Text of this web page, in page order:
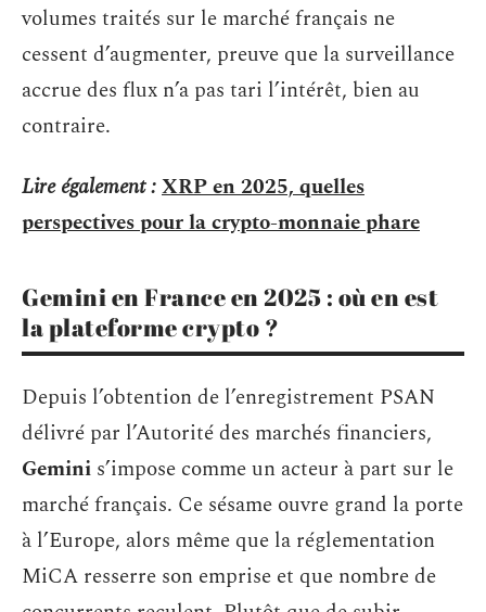
volumes traités sur le marché français ne
cessent d’augmenter, preuve que la surveillance
accrue des flux n’a pas tari l’intérêt, bien au
contraire.
Lire également :XRP en 2025, quelles
perspectives pour la crypto-monnaie phare
Gemini en France en 2025 : où en est
la plateforme crypto ?
Depuis l’obtention de l’enregistrement PSAN
délivré par l’Autorité des marchés financiers,
Gemini s’impose comme un acteur à part sur le
marché français. Ce sésame ouvre grand la porte
à l’Europe, alors même que la réglementation
MiCA resserre son emprise et que nombre de